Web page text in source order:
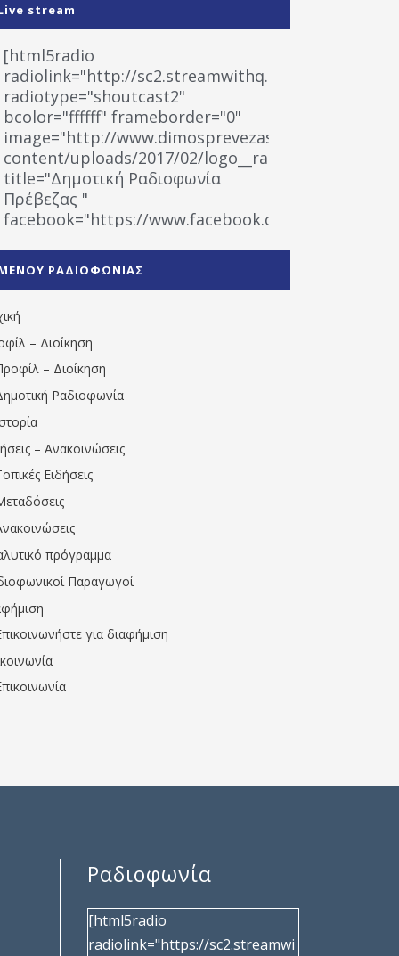
stream
[html5radio
radiolink="http://sc2.streamwithq.com:8028/
radiotype="shoutcast2"
bcolor="ffffff" frameborder="0"
image="http://www.dimosprevezas.gr/wp-
content/uploads/2017/02/logo__radiofonias.jpg"
title="Δημοτική Ραδιοφωνία
Πρέβεζας "
facebook="https://www.facebook.com/
1531194763766854/" artist="" ]
ΡΑΔΙΟΦΩΝΙΑΣ
– Διοίκηση
– Διοίκηση
Ραδιοφωνία
– Ανακοινώσεις
Ειδήσεις
πρόγραμμα
Παραγωγοί
για διαφήμιση
Ραδιοφωνία
[html5radio
radiolink="https://sc2.streamwi